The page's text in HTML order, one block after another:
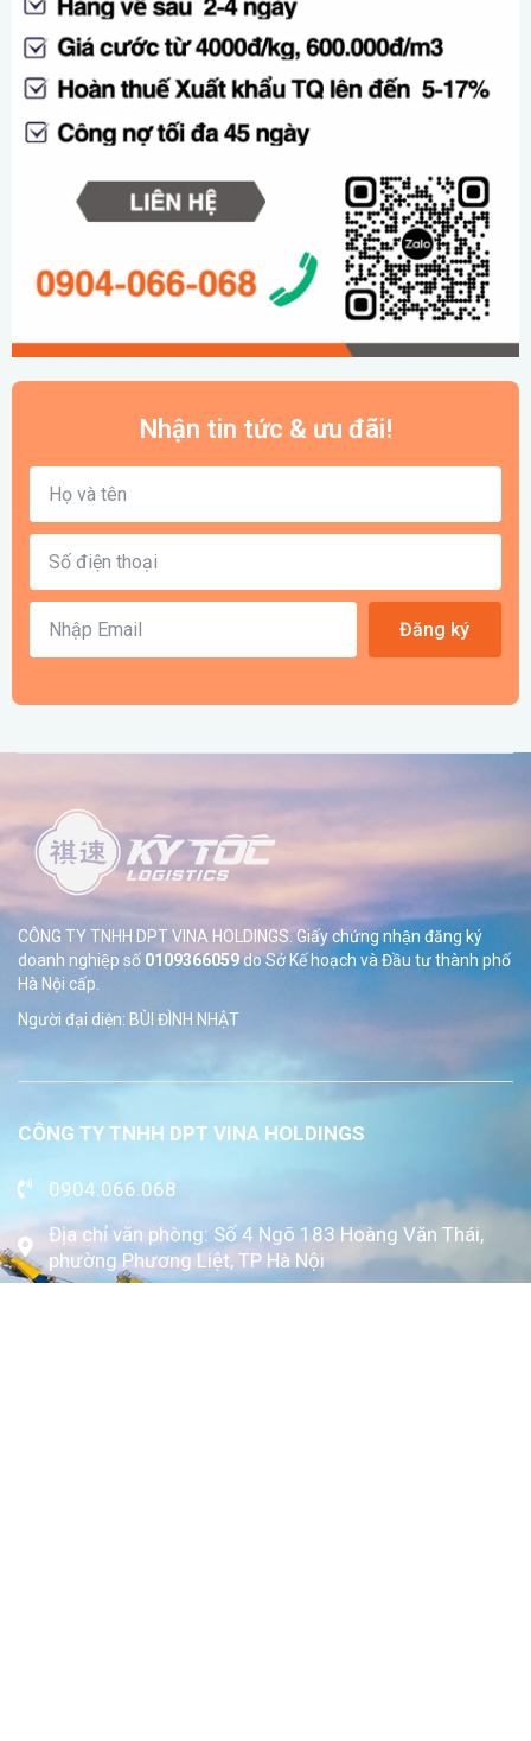
Nhận tin tức & ưu đãi!
Đăng ký
CÔNG TY TNHH DPT VINA HOLDINGS. Giấy chứng nhận đăng ký
doanh nghiệp số 0109366059do SởKế hoạch và Đầu tư thành phố
Hà Nội cấp.
Người đại diện: BÙI ĐÌNH NHẬT
CÔNG TY TNHH DPT VINA HOLDINGS
0904.066.068
Địa chỉ văn phòng: Số 4 Ngõ 183 Hoàng Văn Thái,
phường Phương Liệt, TP Hà Nội